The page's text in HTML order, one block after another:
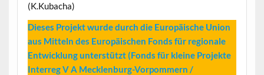
(K.Kubacha)
Dieses Projekt wurde durch die Europäische Union
aus Mitteln des Europäischen Fonds für regionale
Entwicklung unterstützt (Fonds für kleine Projekte
Interreg V A Mecklenburg-Vorpommern /